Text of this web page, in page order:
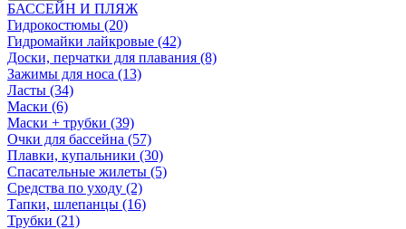
БАССЕЙН И ПЛЯЖ
Гидрокостюмы (20)
Гидромайки лайкровые (42)
Доски, перчатки для плавания (8)
Зажимы для носа (13)
Ласты (34)
Маски (6)
Маски + трубки (39)
Очки для бассейна (57)
Плавки, купальники (30)
Спасательные жилеты (5)
Средства по уходу (2)
Тапки, шлепанцы (16)
Трубки (21)